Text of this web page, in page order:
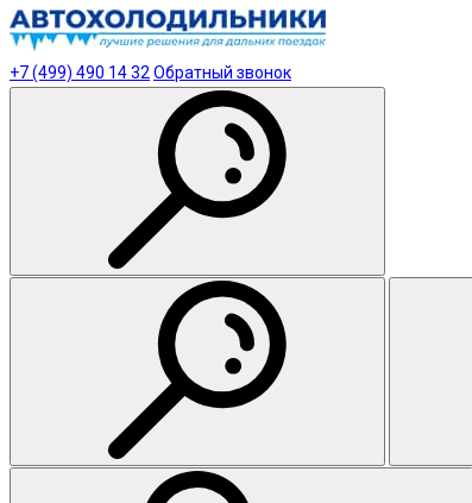
+7 (499) 490 14 32 Обратный звонок